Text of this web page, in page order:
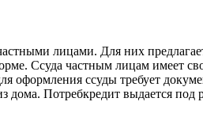
лицами. Для них
Ссуда частным лицам имеет
оформления ссуды требует
дома. Потребкредит выдается